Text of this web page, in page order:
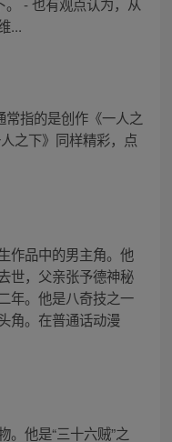
...
常指的是创作《一人之
之下》同样精彩，点
作品中的男主角。他
世，父亲张予德神秘
年。他是八奇技之一
角。在普通话动漫
。他是“三十六贼”之